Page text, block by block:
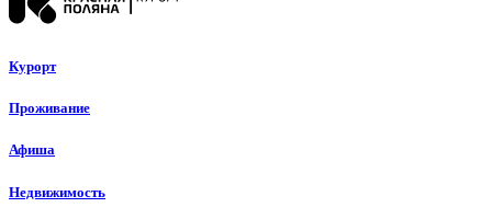
Курорт
Проживание
Афиша
Недвижимость